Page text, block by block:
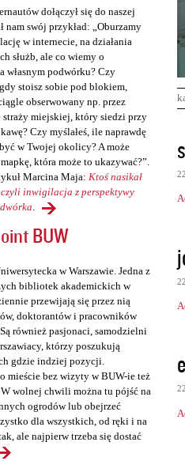
dołączył się do naszej
nam swój przykład: „Oburzamy
w internecie, na działania
służb, ale co wiemy o
własnym podwórku? Czy
gdy stoisz sobie pod blokiem,
obserwowany np. przez
straży miejskiej, który siedzi przy
Czy myślałeś, ile naprawdę
w Twojej okolicy? A może
która może to ukazywać?”.
Marcina Maja: Ktoś nasikał
inwigilacja z perspektywy
.
BUW
w Warszawie. Jedna z
bibliotek akademickich w
przewijają się przez nią
doktorantów i pracowników
również pasjonaci, samodzielni
którzy poszukują
gdzie indziej pozycji.
mieście bez wizyty w BUW-ie też
wolnej chwili można tu pójść na
ogrodów lub obejrzeć
dla wszystkich, od ręki i na
ale najpierw trzeba się dostać
K
o
e
t
a
r